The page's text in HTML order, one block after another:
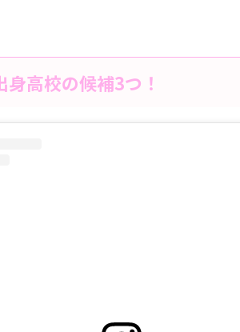
身高校の候補3つ！